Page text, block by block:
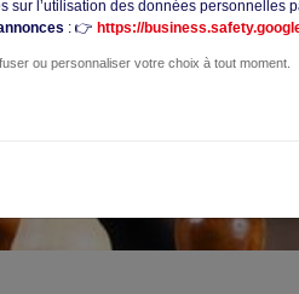
sur l’utilisation des données personnelles
: 👉 https://
ou personnaliser votre choix à tout moment.